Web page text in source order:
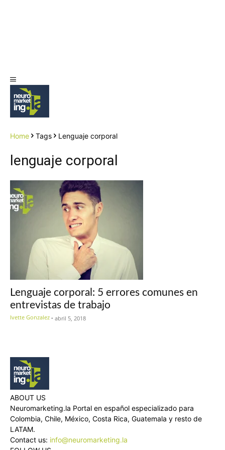
Home Tags Lenguaje corporal
lenguaje corporal
Lenguaje corporal: 5 errores comunes en
entrevistas de trabajo
Ivette Gonzalez - abril 5, 2018
ABOUT US
Neuromarketing.la Portal en español especializado para
Colombia, Chile, México, Costa Rica, Guatemala y resto de
LATAM.
Contact us: info@neuromarketing.la